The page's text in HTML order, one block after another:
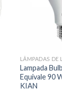
LÂMPADAS DE
Lampada
Equivale 90
KIAN